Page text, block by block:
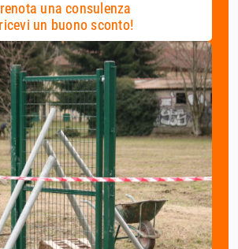
una consulenza
un buono sconto!